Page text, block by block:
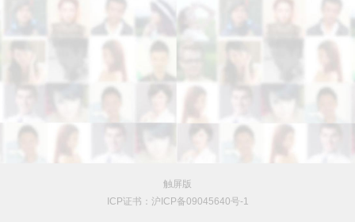
触屏版
ICP证书：沪ICP备09045640号-1